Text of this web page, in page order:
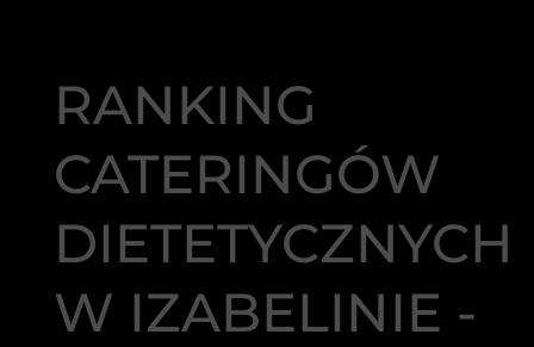
RANKING
CATERINGÓW
DIETETYCZNYCH
W IZABELINIE -